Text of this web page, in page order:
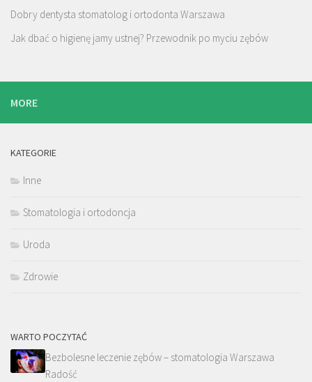
Dobry dentysta stomatolog i ortodonta Warszawa
Jak dbać o higienę jamy ustnej? Przewodnik po myciu zębów
MORE
KATEGORIE
Inne
Stomatologia i ortodoncja
Uroda
Zdrowie
WARTO POCZYTAĆ
Bezbolesne leczenie zębów – stomatologia Warszawa
Radość